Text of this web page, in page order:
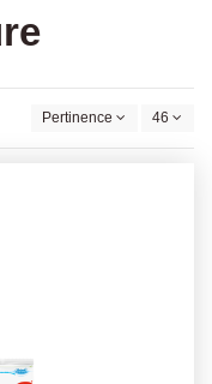
Pertinence 46